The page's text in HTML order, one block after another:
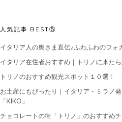
人気記事 BEST⑤
イタリア人の奥さま直伝♪ふわふわのフォ
イタリア在住者おすすめ｜トリノに来た
トリノのおすすめ観光スポット１０選！
お土産にもぴったり｜イタリア・ミラノ
「KIKO」
チョコレートの街「トリノ」のおすすめ